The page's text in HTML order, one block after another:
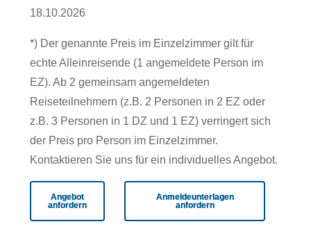
18.10.2026
*) Der genannte Preis im Einzelzimmer gilt für
echte Alleinreisende (1 angemeldete Person im
EZ). Ab 2 gemeinsam angemeldeten
Reiseteilnehmern (z.B. 2 Personen in 2 EZ oder
z.B. 3 Personen in 1 DZ und 1 EZ) verringert sich
der Preis pro Person im Einzelzimmer.
Kontaktieren Sie uns für ein individuelles Angebot.
Angebot
anfordern
Anmeldeunterlagen
anfordern